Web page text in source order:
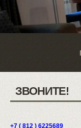
ЗВОНИТЕ!
+7 ( 812 ) 6225689